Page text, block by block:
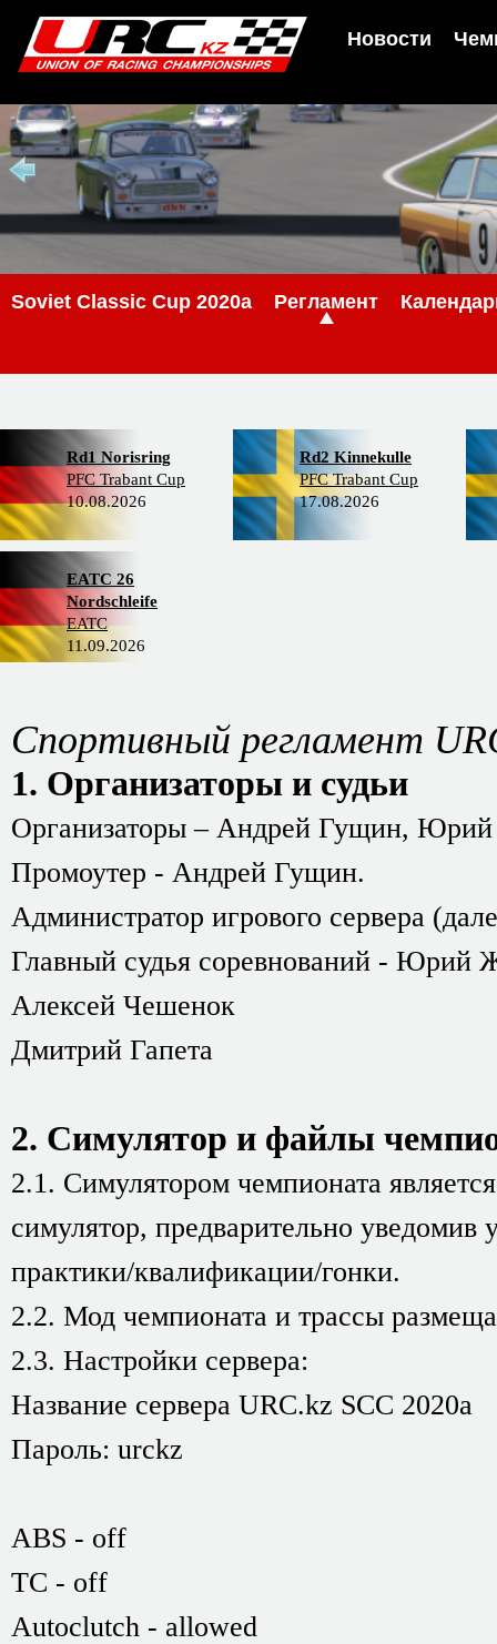
Новости
Soviet Classic Cup 2020a Регламент
Rd1 Norisring
PFC Trabant Cup
10.08.2026
Rd2 Kinnekulle
PFC Trabant Cup
17.08.2026
EATC 26
Nordschleife
EATC
11.09.2026
Спортивный регламент
1. Организаторы и судьи
Организаторы – Андрей Гущин,
Промоутер - Андрей Гущин.
Администратор игрового сервера
Главный судья соревнований - Юрий
Алексей Чешенок
Дмитрий Гапета
2. Симулятор и файлы
2.1. Симулятором чемпионата
симулятор, предварительно уведомив
практики/квалификации/гонки.
2.2. Мод чемпионата и трассы
2.3. Настройки сервера:
Название сервера URC.kz SCC 2020a
Пароль: urckz
ABS - off
TC - off
Аutoclutch - allowed